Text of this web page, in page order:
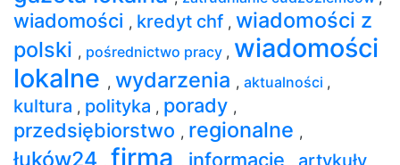
wiadomości , kredyt chf , wiadomości z
polski , pośrednictwo pracy , wiadomości
lokalne , wydarzenia , aktualności ,
kultura , polityka , porady ,
przedsiębiorstwo , regionalne ,
łuków24 , firma , informacje , artykuły